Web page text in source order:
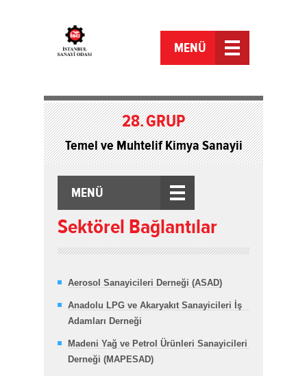
28.GRUP
Temel ve Muhtelif Kimya Sanayii
MENÜ
MENÜ
Sektörel Bağlantılar
Aerosol Sanayicileri Derneği (ASAD)
Anadolu LPG ve Akaryakıt Sanayicileri İş
Adamları Derneği
Madeni Yağ ve Petrol Ürünleri Sanayicileri
Derneği (MAPESAD)